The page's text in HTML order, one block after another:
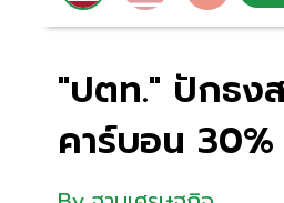
"ปตท." ปักธง
คาร์บอน